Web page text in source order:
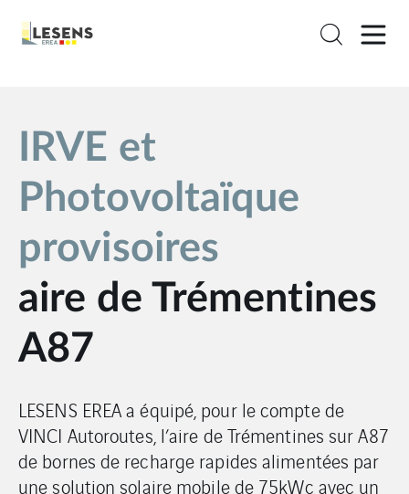
IRVE et
Photovoltaïque
provisoires
aire de Trémentines
A87
LESENS EREA a équipé, pour le compte de
VINCI Autoroutes, l’aire de Trémentines sur A87
de bornes de recharge rapides alimentées par
une solution solaire mobile de 75kWc avec un